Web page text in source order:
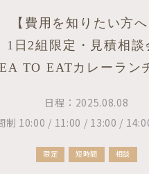
【費用を知りたい方へ
1日2組限定・見積相談
TO EATカレーラン
日程：2025.08.08
制 10:00 / 11:00 / 13:00 /
限定 短時間 相談